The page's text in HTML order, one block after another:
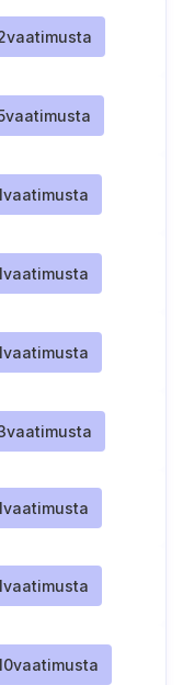
vaatimusta
vaatimusta
vaatimusta
vaatimusta
vaatimusta
vaatimusta
vaatimusta
vaatimusta
vaatimusta